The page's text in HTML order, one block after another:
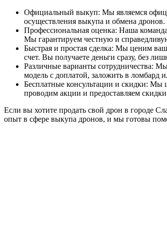
Официальный выкуп: Мы являемся
осуществления выкупа и обмена дронов.
Профессиональная оценка: Наша
Мы гарантируем честную и
Быстрая и простая сделка: Мы ценим
счет. Вы получаете деньги сразу, без
Различные варианты сотрудничества:
модель с доплатой, заложить в
Бесплатные консультации и скидки: Мы
проводим акции и предоставляем
Если вы хотите продать свой дрон в городе
опыт в сфере выкупа дронов, и мы готовы